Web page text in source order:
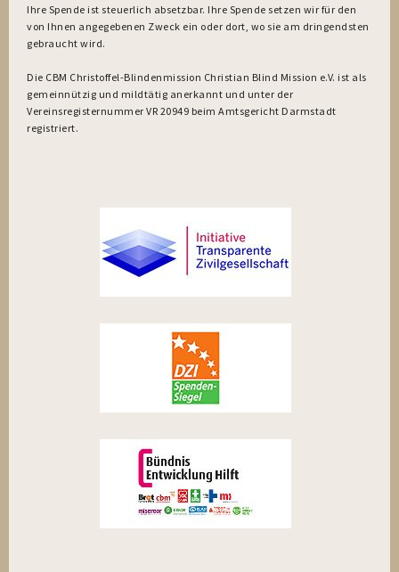
Ihre Spende ist steuerlich absetzbar. Ihre Spende setzen wir für den
von Ihnen angegebenen Zweck ein oder dort, wo sie am dringendsten
gebraucht wird.
Die CBM Christoffel-Blindenmission Christian Blind Mission e.V. ist als
gemeinnützig und mildtätig anerkannt und unter der
Vereinsregisternummer VR 20949 beim Amtsgericht Darmstadt
registriert.